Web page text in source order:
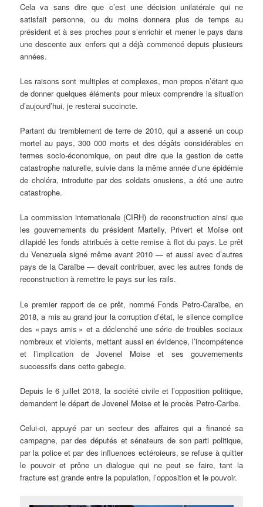
Cela va sans dire que c’est une décision unilatérale qui ne
satisfait personne, ou du moins donnera plus de temps au
président et à ses proches pour s’enrichir et mener le pays dans
une descente aux enfers qui a déjà commencé depuis plusieurs
années.
Les raisons sont multiples et complexes, mon propos n’étant que
de donner quelques éléments pour mieux comprendre la situation
d’aujourd’hui, je resterai succincte.
Partant du tremblement de terre de 2010, qui a assené un coup
mortel au pays, 300 000 morts et des dégâts considérables en
termes socio-économique, on peut dire que la gestion de cette
catastrophe naturelle, suivie dans la même année d’une épidémie
de choléra, introduite par des soldats onusiens, a été une autre
catastrophe.
La commission internationale (CIRH) de reconstruction ainsi que
les gouvernements du président Martelly, Privert et Moïse ont
dilapidé les fonds attribués à cette remise à flot du pays. Le prêt
du Venezuela signé même avant 2010 — et aussi avec d’autres
pays de la Caraïbe — devait contribuer, avec les autres fonds de
reconstruction à remettre le pays sur les rails.
Le premier rapport de ce prêt, nommé Fonds Petro-Caraïbe, en
2018, a mis au grand jour la corruption d’état, le silence complice
des « pays amis » et a déclenché une série de troubles sociaux
nombreux et violents, mettant aussi en évidence, l’incompétence
et l’implication de Jovenel Moise et ses gouvernements
successifs dans cette gabegie.
Depuis le 6 juillet 2018, la société civile et l’opposition politique,
demandent le départ de Jovenel Moise et le procès Petro-Caribe.
Celui-ci, appuyé par un secteur des affaires qui a financé sa
campagne, par des députés et sénateurs de son parti politique,
par la police et par des influences ectéroieurs, se refuse à quitter
le pouvoir et prône un dialogue qui ne peut se faire, tant la
fracture est grande entre la population, l’opposition et le pouvoir.